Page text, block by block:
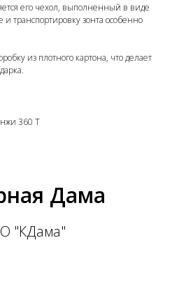
его чехол, выполненный в виде
транспортировку зонта особенно
из плотного картона, что делает
360 T
Дама
"КДама"